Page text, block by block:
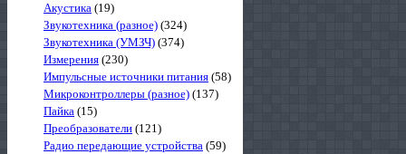
Акустика (19)
Звукотехника (разное) (324)
Звукотехника (УМЗЧ) (374)
Измерения (230)
Импульсные источники питания (58)
Микроконтроллеры (разное) (137)
Пайка (15)
Преобразователи (121)
Радио передающие устройства (59)